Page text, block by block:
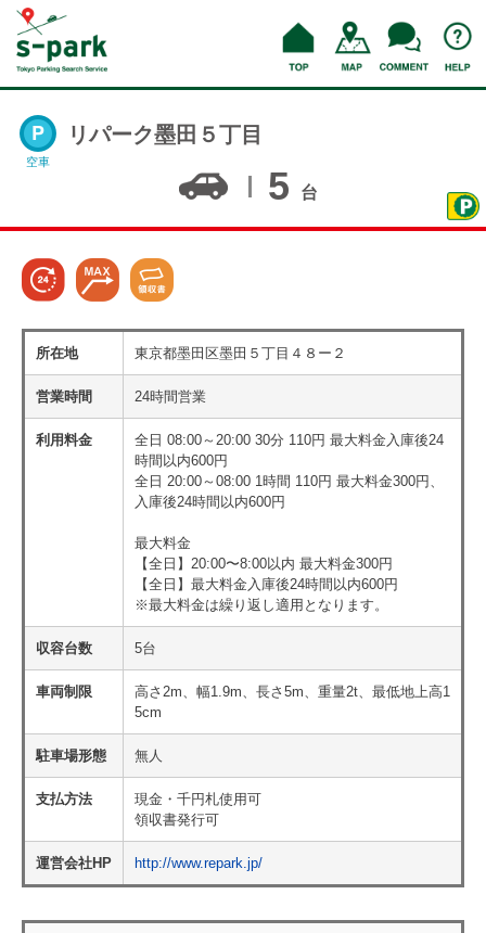
空車
リパーク墨田５丁目
5 台
所在地 東京都墨田区墨田５丁目４８ー２
営業時間 24時間営業
利用料金
全日 08:00～20:00 30分 110円 最大料金入庫後24
時間以内600円
全日 20:00～08:00 1時間 110円 最大料金300円、
入庫後24時間以内600円
最大料金
【全日】20:00〜8:00以内 最大料金300円
【全日】最大料金入庫後24時間以内600円
※最大料金は繰り返し適用となります。
収容台数 5台
車両制限
高さ2m、幅1.9m、長さ5m、重量2t、最低地上高1
5cm
駐車場形態 無人
支払方法
現金・千円札使用可
領収書発行可
運営会社HP http://www.repark.jp/